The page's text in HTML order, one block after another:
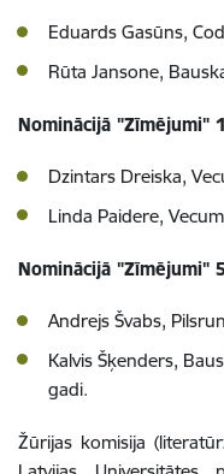
Eduards Gasūns,
Rūta Jansone,
Nominācijā "Zīmējumi"
Dzintars Dreiska,
Linda Paidere,
Nominācijā "Zīmējumi"
Andrejs Švabs,
Kalvis Šķenders,
gadi.
Žūrijas komisija